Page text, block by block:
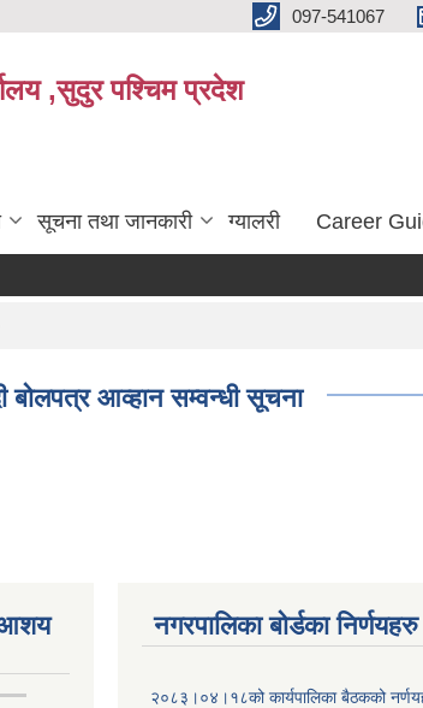
097-541067
,सुदुर पश्चिम प्रदेश
सूचना तथा जानकारी ग्यालरी Career
बोलपत्र आव्हान सम्वन्धी सूचना
आशय
नगरपालिका बोर्डका निर्णयहरु
२०८३।०४।१८को कार्यपालिका बैठकको